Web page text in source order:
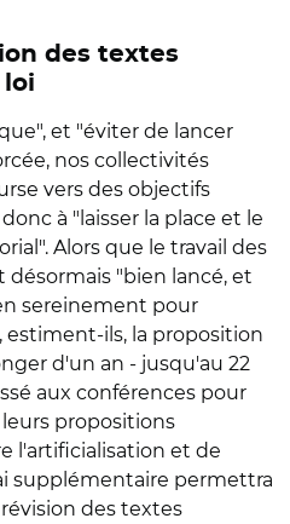
des textes
loi
et "éviter de lancer
nos collectivités
vers des objectifs
à "laisser la place et le
Alors que le travail des
désormais "bien lancé, et
sereinement pour
estiment-ils, la proposition
d'un an - jusqu'au 22
aux conférences pour
propositions
l'artificialisation et de
supplémentaire permettra
des textes